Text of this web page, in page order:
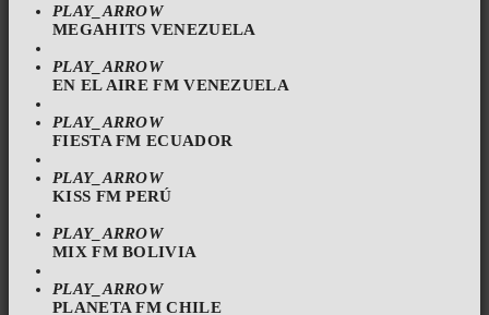
PLAY_ARROW
MEGAHITS VENEZUELA
PLAY_ARROW
EN EL AIRE FM VENEZUELA
PLAY_ARROW
FIESTA FM ECUADOR
PLAY_ARROW
KISS FM PERÚ
PLAY_ARROW
MIX FM BOLIVIA
PLAY_ARROW
PLANETA FM CHILE